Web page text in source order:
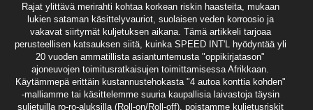
Rajat ylittävä merirahti kohtaa korkean riskin haasteita, mukaan
lukien sataman käsittelyvauriot, suolaisen veden korroosio ja
vakavat siirtymät kuljetuksen aikana. Tämä artikkeli tarjoaa
perusteellisen katsauksen siitä, kuinka SPEED INT'L hyödyntää yli
20 vuoden ammatillista asiantuntemusta "oppikirjatason"
ajoneuvojen toimitusratkaisujen toimittamisessa Afrikkaan.
Käytämmepä erittäin kustannustehokasta "4 autoa konttia kohden"
-malliamme tai käsittelemme suuria kaupallisia laivastoja täysin
suljetuilla ro-ro-aluksilla (Roll-on/Roll-off), poistamme kuljetusriskit